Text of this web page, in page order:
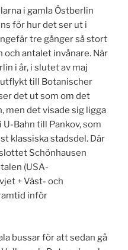
i gamla Östberlin
för hur det ser ut i
tre gånger så stort
antalet invånare. När
i år, i slutet av maj
till Botanischer
det ut som om det
men det visade sig ligga
Bahn till Pankov, som
klassiska stadsdel. Där
Schönhausen
(USA-
+ Väst- och
inför
bussar för att sedan gå